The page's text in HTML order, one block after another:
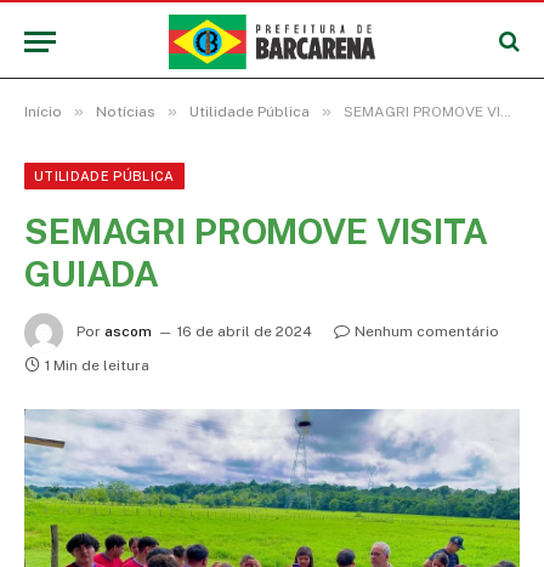
Início » Notícias » Utilidade Pública » SEMAGRI PROMOVE VISITA GUIADA
UTILIDADE PÚBLICA
SEMAGRI PROMOVE VISITA
GUIADA
Por ascom 16 de abril de 2024
Nenhum comentário
1 Min de leitura